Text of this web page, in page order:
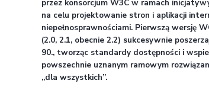
WCAG
dla e-